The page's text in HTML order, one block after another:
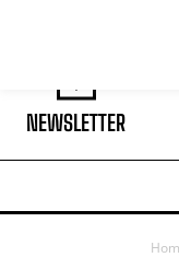
NEWSLETTER